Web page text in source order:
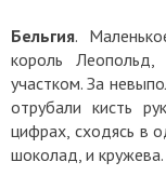
Бельгия.
король
участком. За
отрубали кисть
цифрах, сходясь в
шоколад, и кружева.